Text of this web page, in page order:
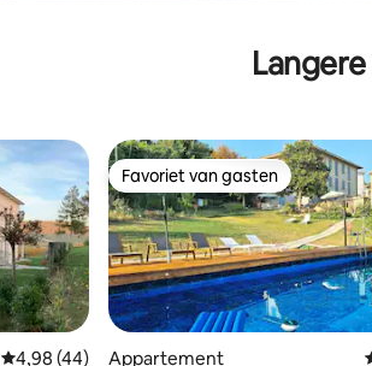
Gemiddelde beoordeling van 4,98 op 5, 44
4,98 (44)
Favoriet van gasten
Favoriet van gasten
Appartement